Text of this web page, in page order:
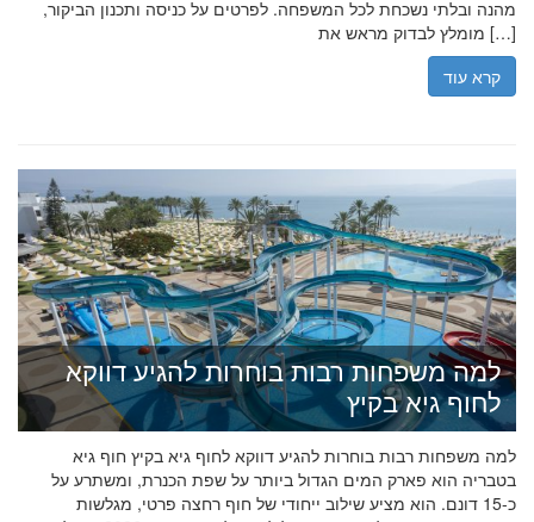
מהנה ובלתי נשכחת לכל המשפחה. לפרטים על כניסה ותכנון הביקור,
מומלץ לבדוק מראש את […]
קרא עוד
למה משפחות רבות בוחרות להגיע דווקא
לחוף גיא בקיץ
למה משפחות רבות בוחרות להגיע דווקא לחוף גיא בקיץ חוף גיא
בטבריה הוא פארק המים הגדול ביותר על שפת הכנרת, ומשתרע על
כ-15 דונם. הוא מציע שילוב ייחודי של חוף רחצה פרטי, מגלשות